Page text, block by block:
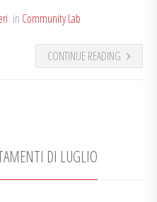
in Community Lab
CONTINUE READING
DI LUGLIO